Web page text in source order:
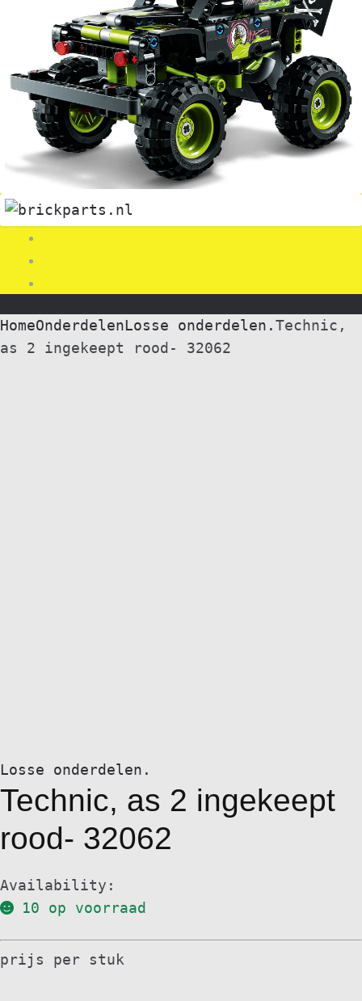
HomeOnderdelenLosse onderdelen. Technic,
as 2 ingekeept rood- 32062
Losse onderdelen.
Technic, as 2 ingekeept
rood- 32062
Availability:
10 op voorraad
prijs per stuk